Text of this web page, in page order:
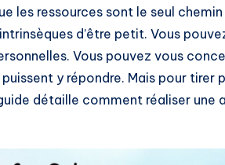
les ressources sont le seul chemin
d’être petit. Vous
Vous pouvez vous
y répondre. Mais pour tirer
détaille comment réaliser une